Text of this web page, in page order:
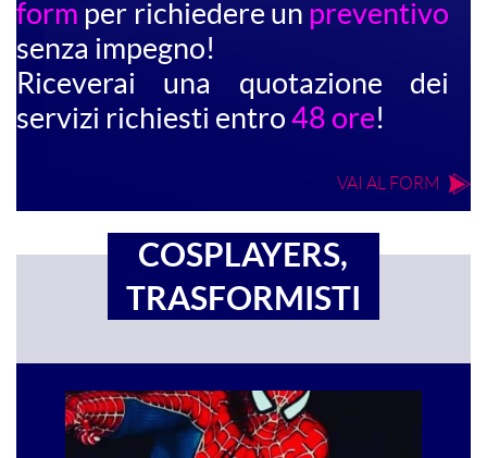
form per richiedere un preventivo
senza impegno!
Riceverai una quotazione dei
servizi richiesti entro 48 ore!
VAI AL FORM
COSPLAYERS,
TRASFORMISTI